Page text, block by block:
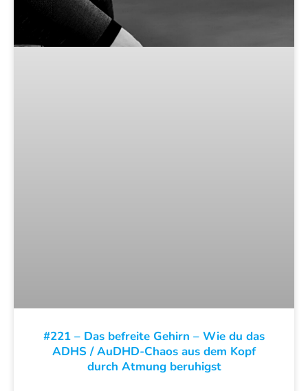
#221 – Das befreite Gehirn – Wie du das
ADHS / AuDHD-Chaos aus dem Kopf
durch Atmung beruhigst